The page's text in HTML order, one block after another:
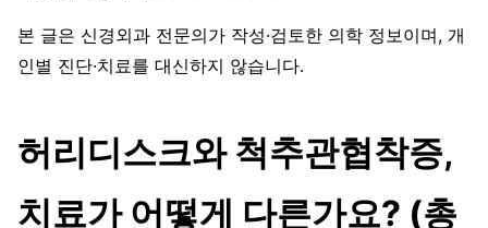
본 글은 신경외과 전문의가 작성·검토한 의학 정보이며, 개
인별 진단·치료를 대신하지 않습니다.
허리디스크와 척추관협착증,
치료가 어떻게 다른가요? (총